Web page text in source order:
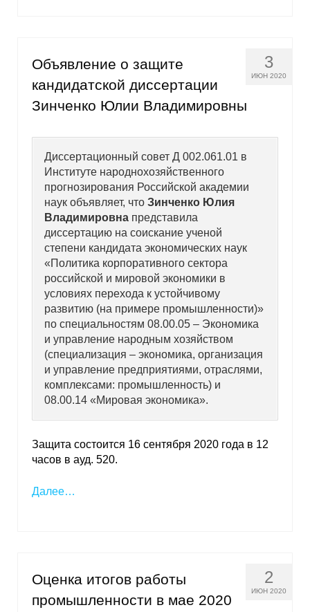
3
ИЮН 2020
Объявление о защите
кандидатской диссертации
Зинченко Юлии Владимировны
Диссертационный совет Д 002.061.01 в
Институте народнохозяйственного
прогнозирования Российской академии
наук объявляет, что Зинченко Юлия
Владимировна представила
диссертацию на соискание ученой
степени кандидата экономических наук
«Политика корпоративного сектора
российской и мировой экономики в
условиях перехода к устойчивому
развитию (на примере промышленности)»
по специальностям 08.00.05 – Экономика
и управление народным хозяйством
(специализация – экономика, организация
и управление предприятиями, отраслями,
комплексами: промышленность) и
08.00.14 «Мировая экономика».
Защита состоится 16 сентября 2020 года в 12
часов в ауд. 520.
Далее…
2
ИЮН 2020
Оценка итогов работы
промышленности в мае 2020